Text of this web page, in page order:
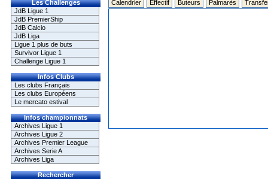
Les Challenges
JdB Ligue 1
JdB PremierShip
JdB Calcio
JdB Liga
Ligue 1 plus de buts
Survivor Ligue 1
Challenge Ligue 1
Infos Clubs
Les clubs Français
Les clubs Européens
Le mercato estival
Infos championnats
Archives Ligue 1
Archives Ligue 2
Archives Premier League
Archives Serie A
Archives Liga
Rechercher
Calendrier Effectif Buteurs Palmarès